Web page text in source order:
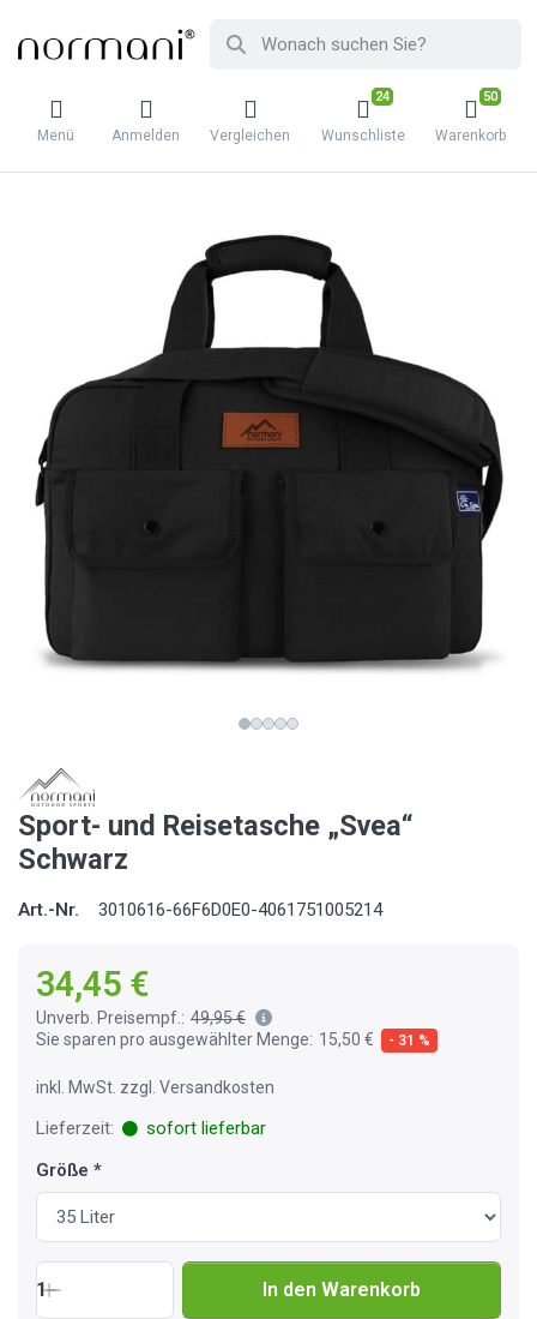
Menü Anmelden Vergleichen
24
Wunschliste
50
Warenkorb
Sport- und Reisetasche „Svea“
Schwarz
Art.-Nr. 3010616-66F6D0E0-4061751005214
34,45 €
Unverb. Preisempf.: 49,95 €
Sie sparen pro ausgewählter Menge: 15,50 € - 31 %
inkl. MwSt. zzgl. Versandkosten
Lieferzeit:
sofort lieferbar
Größe
1 In den Warenkorb